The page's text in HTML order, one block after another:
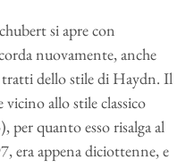
si apre con
nuovamente, anche
dello stile di Haydn. Il
allo stile classico
quanto esso risalga al
era appena diciottenne, e